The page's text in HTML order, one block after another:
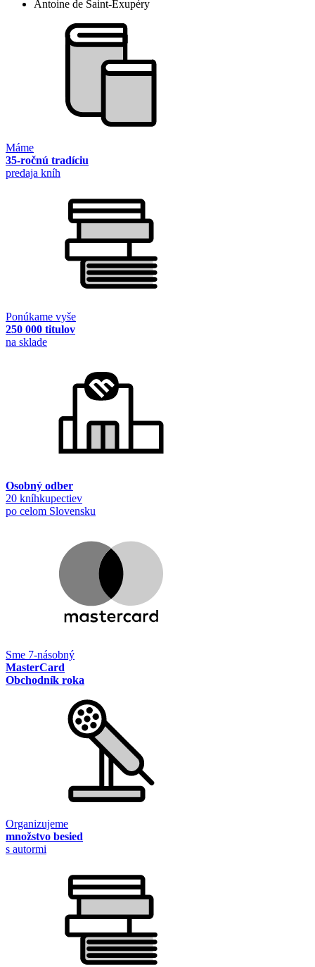
Antoine de Saint-Exupéry
Máme
35-ročnú tradíciu
predaja kníh
Ponúkame vyše
250 000 titulov
na sklade
Osobný odber
20 kníhkupectiev
po celom Slovensku
Sme 7-násobný
MasterCard
Obchodník roka
Organizujeme
množstvo besied
s autormi